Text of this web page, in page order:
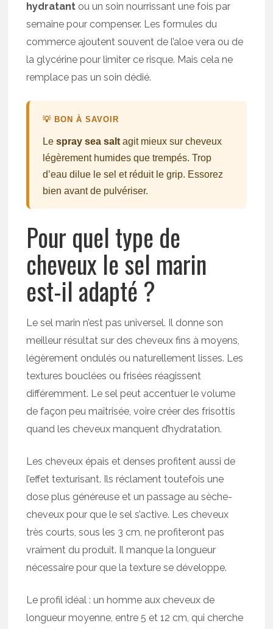
hydratant ou un soin nourrissant une fois par
semaine pour compenser. Les formules du
commerce ajoutent souvent de l’aloe vera ou de
la glycérine pour limiter ce risque. Mais cela ne
remplace pas un soin dédié.
💡 BON À SAVOIR
Lespray sea salt agit mieux sur cheveux
légèrement humides que trempés. Trop
d’eau dilue le sel et réduit le grip. Essorez
bien avant de pulvériser.
Pour quel type de
cheveux le sel marin
est-il adapté ?
Le sel marin n’est pas universel. Il donne son
meilleur résultat sur des cheveux fins à moyens,
légèrement ondulés ou naturellement lisses. Les
textures bouclées ou frisées réagissent
différemment. Le sel peut accentuer le volume
de façon peu maîtrisée, voire créer des frisottis
quand les cheveux manquent d’hydratation.
Les cheveux épais et denses profitent aussi de
l’effet texturisant. Ils réclament toutefois une
dose plus généreuse et un passage au sèche-
cheveux pour que le sel s’active. Les cheveux
très courts, sous les 3 cm, ne profiteront pas
vraiment du produit. Il manque la longueur
nécessaire pour que la texture se développe.
Le profil idéal : un homme aux cheveux de
longueur moyenne, entre 5 et 12 cm, qui cherche